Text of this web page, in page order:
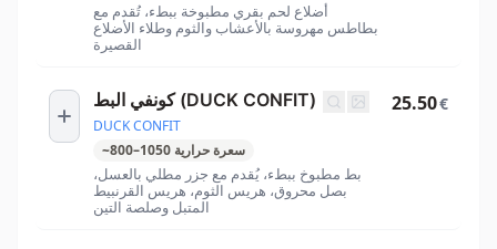
أضلاع لحم بقري مطبوخة ببطء، تُقدم مع
بطاطس مهروسة بالأعشاب والثوم وطلاء الأضلاع
القصيرة
كونفي البط (DUCK CONFIT)
DUCK CONFIT
~800–1050 سعرة حرارية
بط مطبوخ ببطء، يُقدم مع جزر مطلي بالعسل،
بصل محروق، هريس الثوم، هريس القرنبيط
المتبل وصلصة التين
25.50€